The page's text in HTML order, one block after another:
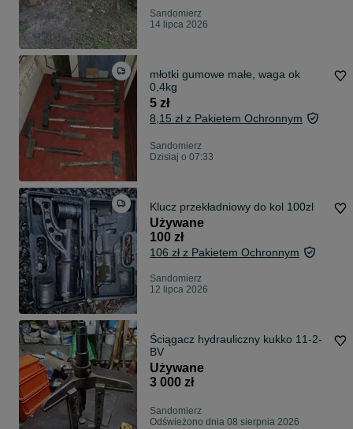
Sandomierz
14 lipca 2026
młotki gumowe małe, waga ok
0,4kg
5 zł
8,15 zł z Pakietem Ochronnym
Sandomierz
Dzisiaj o 07:33
Klucz przekładniowy do kol 100zl
Używane
100 zł
106 zł z Pakietem Ochronnym
Sandomierz
12 lipca 2026
Ściągacz hydrauliczny kukko 11-2-
BV
Używane
3 000 zł
Sandomierz
Odświeżono dnia 08 sierpnia 2026